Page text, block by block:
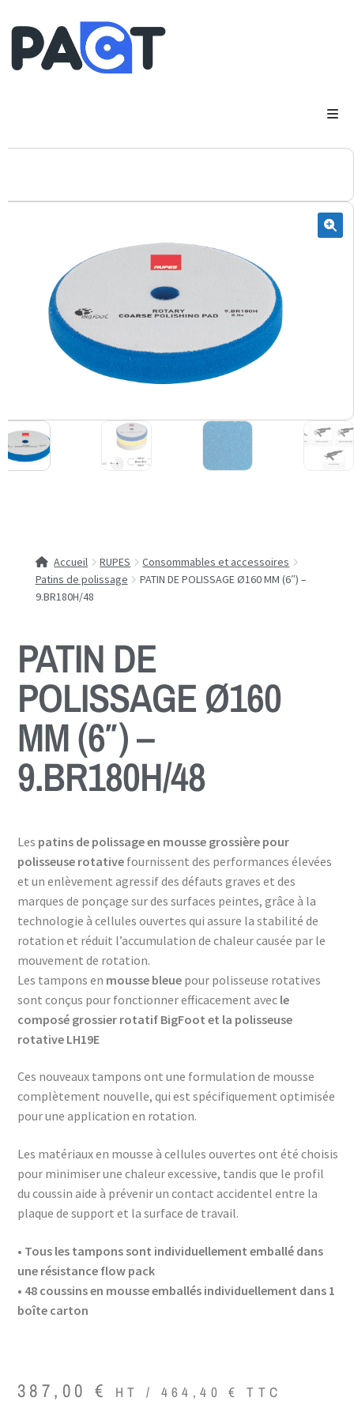
Accueil RUPES
Consommables et accessoires
Patins de polissage
PATIN DE POLISSAGE Ø160 MM (6″) –
9.BR180H/48
PATIN DE
POLISSAGE Ø160
MM (6″) –
9.BR180H/48
Les patins de polissage en mousse grossière pour
polisseuse rotative fournissent des performances élevées
et un enlèvement agressif des défauts graves et des
marques de ponçage sur des surfaces peintes, grâce à la
technologie à cellules ouvertes qui assure la stabilité de
rotation et réduit l’accumulation de chaleur causée par le
mouvement de rotation.
Les tampons en mousse bleue pour polisseuse rotatives
sont conçus pour fonctionner efficacement avec le
composé grossier rotatif BigFoot et la polisseuse
rotative LH19E
Ces nouveaux tampons ont une formulation de mousse
complètement nouvelle, qui est spécifiquement optimisée
pour une application en rotation.
Les matériaux en mousse à cellules ouvertes ont été choisis
pour minimiser une chaleur excessive, tandis que le profil
du coussin aide à prévenir un contact accidentel entre la
plaque de support et la surface de travail.
• Tous les tampons sont individuellement emballé dans
une résistance flow pack
• 48 coussins en mousse emballés individuellement dans 1
boîte carton
387,00 € HT / 464,40€ TTC